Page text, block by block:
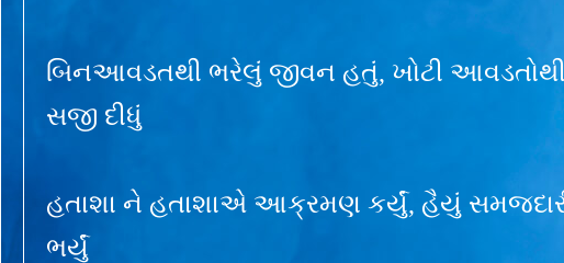
બિનઆવડતથી ભરેલું જીવન હતું, ખોટી
સજી દીધું
હતાશા ને હતાશાએ આક્રમણ કર્યું, હૈયું
ભર્યું